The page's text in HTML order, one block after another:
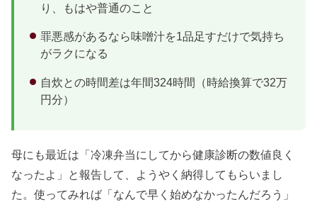
り、もはや普通のこと
罪悪感があるなら味噌汁を1品足すだけで気持ち
がラクになる
自炊との時間差は年間324時間（時給換算で32万
円分）
母にも最近は「冷凍弁当にしてから健康診断の数値良く
なったよ」と報告して、ようやく納得してもらいまし
た。使ってみれば「なんで早く始めなかったんだろう」